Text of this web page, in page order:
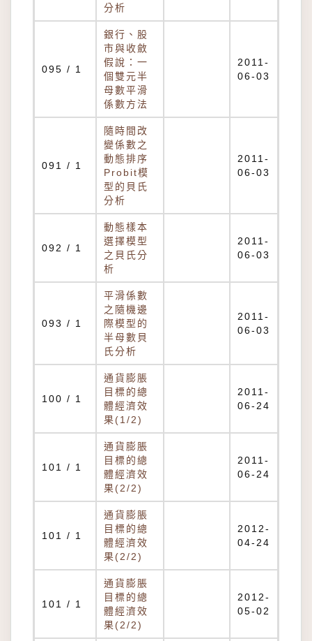
分析
095 / 1
銀行、股
市與收斂
假說：一
個雙元半
母數平滑
係數方法
2011-
06-03
091 / 1
隨時間改
變係數之
動態排序
Probit模
型的貝氏
分析
2011-
06-03
092 / 1
動態樣本
選擇模型
之貝氏分
析
2011-
06-03
093 / 1
平滑係數
之隨機邊
際模型的
半母數貝
氏分析
2011-
06-03
100 / 1
通貨膨脹
目標的總
體經濟效
果(1/2)
2011-
06-24
101 / 1
通貨膨脹
目標的總
體經濟效
果(2/2)
2011-
06-24
101 / 1
通貨膨脹
目標的總
體經濟效
果(2/2)
2012-
04-24
101 / 1
通貨膨脹
目標的總
體經濟效
果(2/2)
2012-
05-02